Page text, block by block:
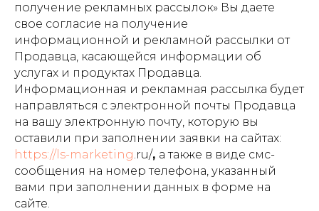
получение рекламных рассылок» Вы даете
свое согласие на получение
информационной и рекламной рассылки от
Продавца, касающейся информации об
услугах и продуктах Продавца.
Информационная и рекламная рассылка будет
направляться с электронной почты Продавца
на вашу электронную почту, которую вы
оставили при заполнении заявки на сайтах:
https://ls-marketing.ru/, а также в виде смс-
сообщения на номер телефона, указанный
вами при заполнении данных в форме на
сайте.